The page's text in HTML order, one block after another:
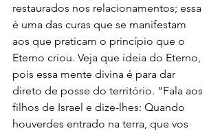
restaurados nos relacionamentos; essa
é uma das curas que se manifestam
aos que praticam o princípio que o
Eterno criou. Veja que ideia do Eterno,
pois essa mente divina é para dar
direto de posse do território. “Fala aos
filhos de Israel e dize-lhes: Quando
houverdes entrado na terra, que vos